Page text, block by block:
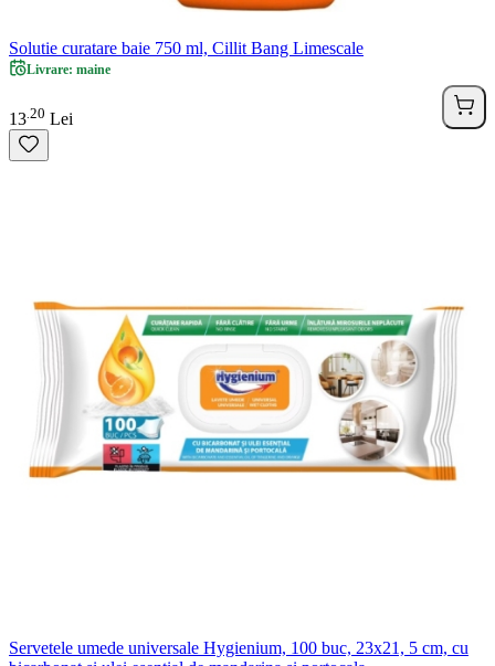
Solutie curatare baie 750 ml, Cillit Bang Limescale
Livrare: maine
13 20 Lei
Servetele umede universale Hygienium, 100 buc, 23x21, 5 cm, cu